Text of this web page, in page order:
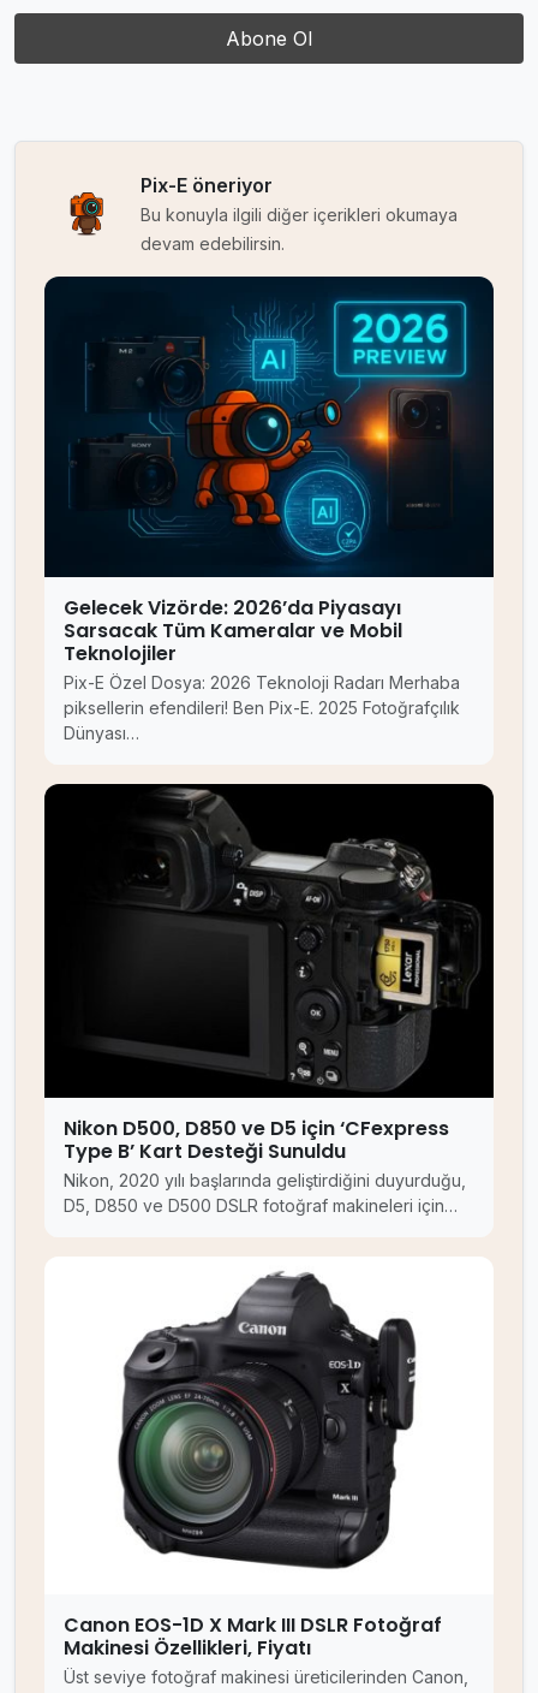
Pix-E öneriyor
Bu konuyla ilgili diğer içerikleri okumaya
devam edebilirsin.
Gelecek Vizörde: 2026’da Piyasayı
Sarsacak Tüm Kameralar ve Mobil
Teknolojiler
Pix-E Özel Dosya: 2026 Teknoloji Radarı Merhaba
piksellerin efendileri! Ben Pix-E. 2025 Fotoğrafçılık
Dünyası…
Nikon D500, D850 ve D5 için ‘CFexpress
Type B’ Kart Desteği Sunuldu
Nikon, 2020 yılı başlarında geliştirdiğini duyurduğu,
D5, D850 ve D500 DSLR fotoğraf makineleri için…
Canon EOS-1D X Mark III DSLR Fotoğraf
Makinesi Özellikleri, Fiyatı
Üst seviye fotoğraf makinesi üreticilerinden Canon,